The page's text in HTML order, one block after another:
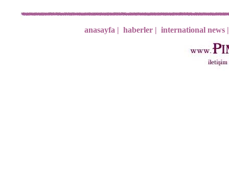
anasayfa | haberler | international news |